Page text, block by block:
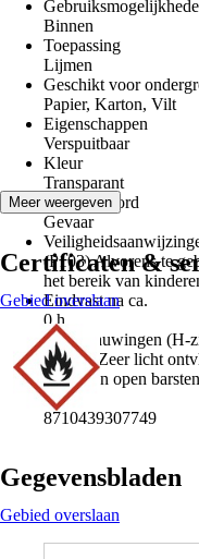
Binnen
Toepassing
Lijmen
Geschikt voor
Papier, Karton, Vilt
Eigenschappen
Verspuitbaar
Kleur
Transparant
Signaalwoord
Gevaar
(P103) Alvorens te
het bereik van
Eindvast na ca.
0 h
Waarschuwingen (H-
(H222) Zeer licht
druk: kan open
EAN
8710439307749
Meer weergeven
Certificaten &
Gebied overslaan
Gegevensbladen
Gebied overslaan